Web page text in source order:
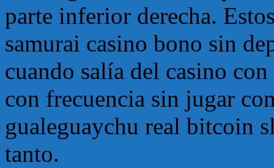
parte inferior derecha.
samurai casino bono sin
cuando salía del casino
con frecuencia sin jugar
gualeguaychu real bitcoin
tanto.